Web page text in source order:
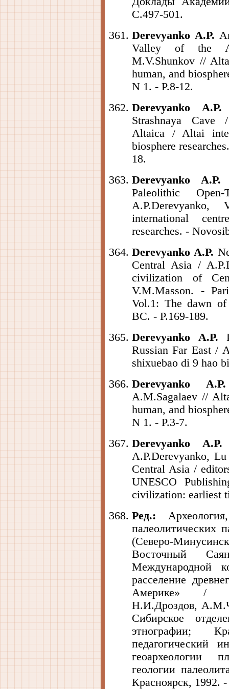
С.497-501.
Derevyanko A.P.
Valley of the
M.V.Shunkov //
human, and
N 1. - P.8-12.
Derevyanko A.P.
Strashnaya Cave
Altaica / Altai
biosphere
18.
Derevyanko A.P.
Paleolithic
international
researches. -
Derevyanko A.P.
Central Asia /
civilization of
V.M.Masson. -
Vol.1: The dawn
ВС. - P.169-189.
Derevyanko A.P.
Russian Far East /
shixuebao di 9 hao
Derevyanko A.P.
A.M.Sagalaev //
human, and
N 1. - P.3-7.
Derevyanko A.P.
A.P.Derevyanko,
Central Asia /
UNESCO
civilization: earliest
Ред.:
палеолитических
(Северо-
Восточный
Международной
расселение
Америке» /
Н.И.Дроздов,
Сибирское
этнографии;
педагогический
геоархеологии
геологии
Красноярск, 1992.